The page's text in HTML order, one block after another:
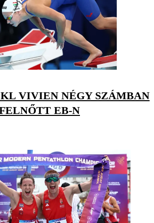
VIVIEN NÉGY SZÁMBAN
EB-N